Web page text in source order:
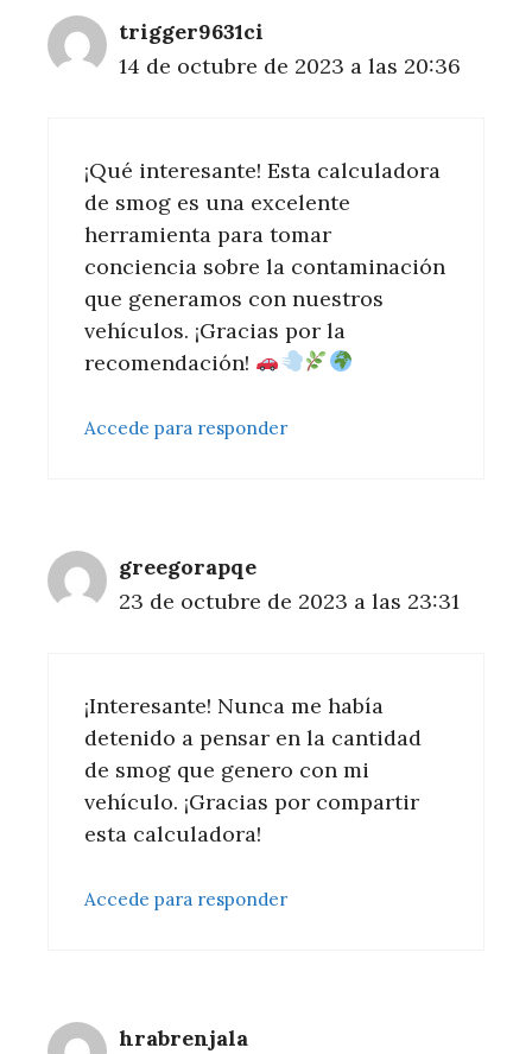
trigger9631ci
14 de octubre de 2023 a las 20:36
¡Qué interesante! Esta calculadora
de smog es una excelente
herramienta para tomar
conciencia sobre la contaminación
que generamos con nuestros
vehículos. ¡Gracias por la
recomendación!
Accede para responder
greegorapqe
23 de octubre de 2023 a las 23:31
¡Interesante! Nunca me había
detenido a pensar en la cantidad
de smog que genero con mi
vehículo. ¡Gracias por compartir
esta calculadora!
Accede para responder
hrabrenjala